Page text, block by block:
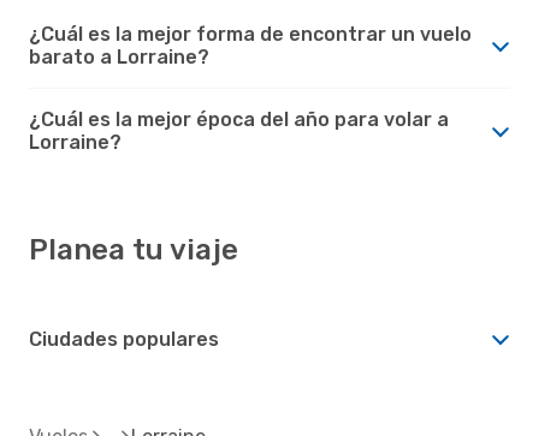
¿Cuál es la mejor forma de encontrar un vuelo
barato a Lorraine?
¿Cuál es la mejor época del año para volar a
Lorraine?
Planea tu viaje
Ciudades populares